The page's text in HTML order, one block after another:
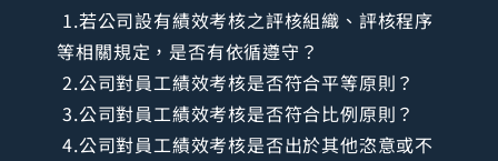
1.若公司設有績效考核之評核組織、評核程序
等相關規定，是否有依循遵守？
2.公司對員工績效考核是否符合平等原則？
3.公司對員工績效考核是否符合比例原則？
4.公司對員工績效考核是否出於其他恣意或不